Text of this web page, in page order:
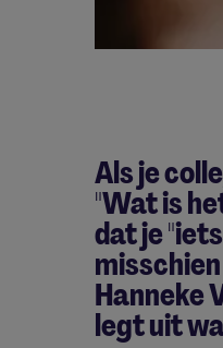
Als je
"Wat is
dat je
Hanneke
legt uit